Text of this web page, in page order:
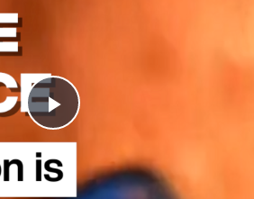
Play
Video